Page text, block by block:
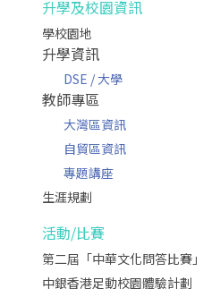
升學及校園資訊
學校園地
升學資訊
DSE / 大學
教師專區
大灣區資訊
自貿區資訊
專題講座
生涯規劃
活動/比賽
第二屆「中華文化問答比賽」
中銀香港足動校園體驗計劃